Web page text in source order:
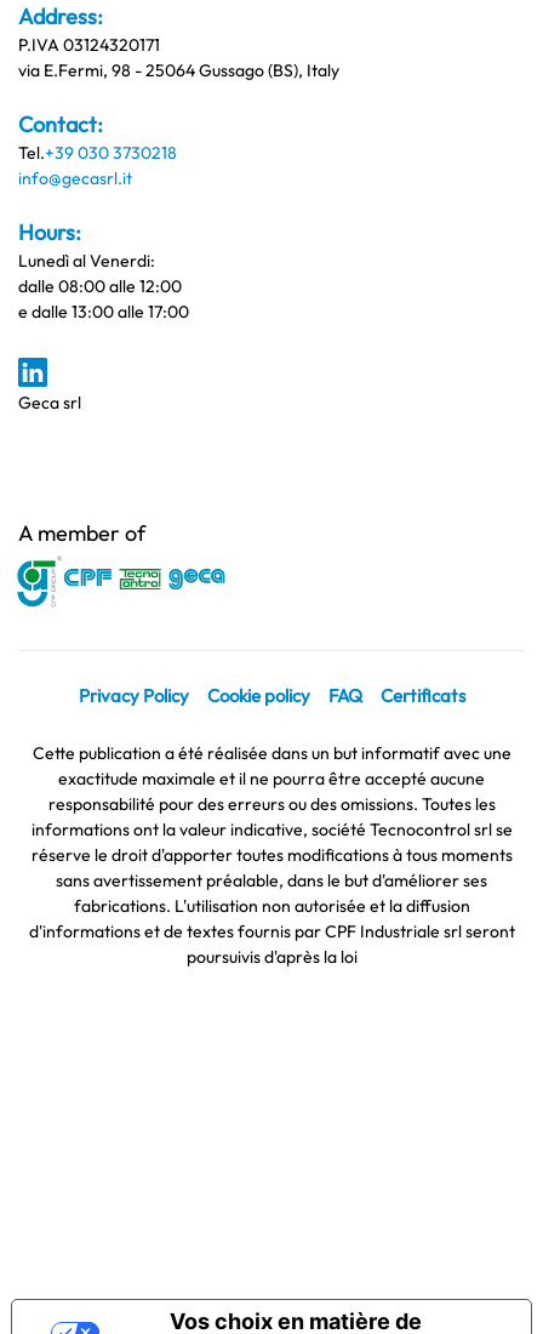
Address:
P.IVA 03124320171
via E.Fermi, 98 - 25064 Gussago (BS), Italy
Contact:
Tel.+39 030 3730218
info@gecasrl.it
Hours:
Lunedì al Venerdi:
dalle 08:00 alle 12:00
e dalle 13:00 alle 17:00
Geca srl
A member of
Privacy Policy Cookie policy FAQ Certificats
Cette publication a été réalisée dans un but informatif avec une
exactitude maximale et il ne pourra être accepté aucune
responsabilité pour des erreurs ou des omissions. Toutes les
informations ont la valeur indicative, société Tecnocontrol srl se
réserve le droit d'apporter toutes modifications à tous moments
sans avertissement préalable, dans le but d'améliorer ses
fabrications. L'utilisation non autorisée et la diffusion
d'informations et de textes fournis par CPF Industriale srl seront
poursuivis d'après la loi
Vos choix en matière de